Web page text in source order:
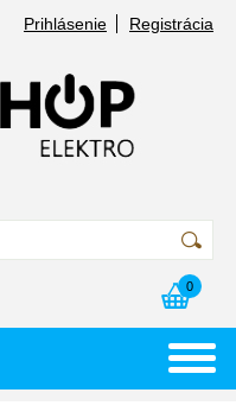
Prihlásenie Registrácia
0